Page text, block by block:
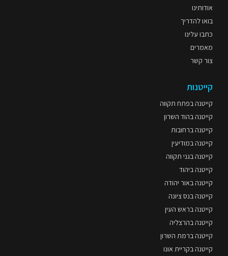
אודותינו
בואו להדריך
כתבו עלינו
מאמרים
צור קשר
קייטנות
קייטנה בפתח תקווה
קייטנה בהוד השרון
קייטנה ברחובות
קייטנה במודיעין
קייטנה בגני תקווה
קייטנה ביהוד
קייטנה באור יהודה
קייטנה בנס ציונה
קייטנה בראש העין
קייטנה בהרצליה
קייטנה ברמת השרון
קייטנה בקריית אונו